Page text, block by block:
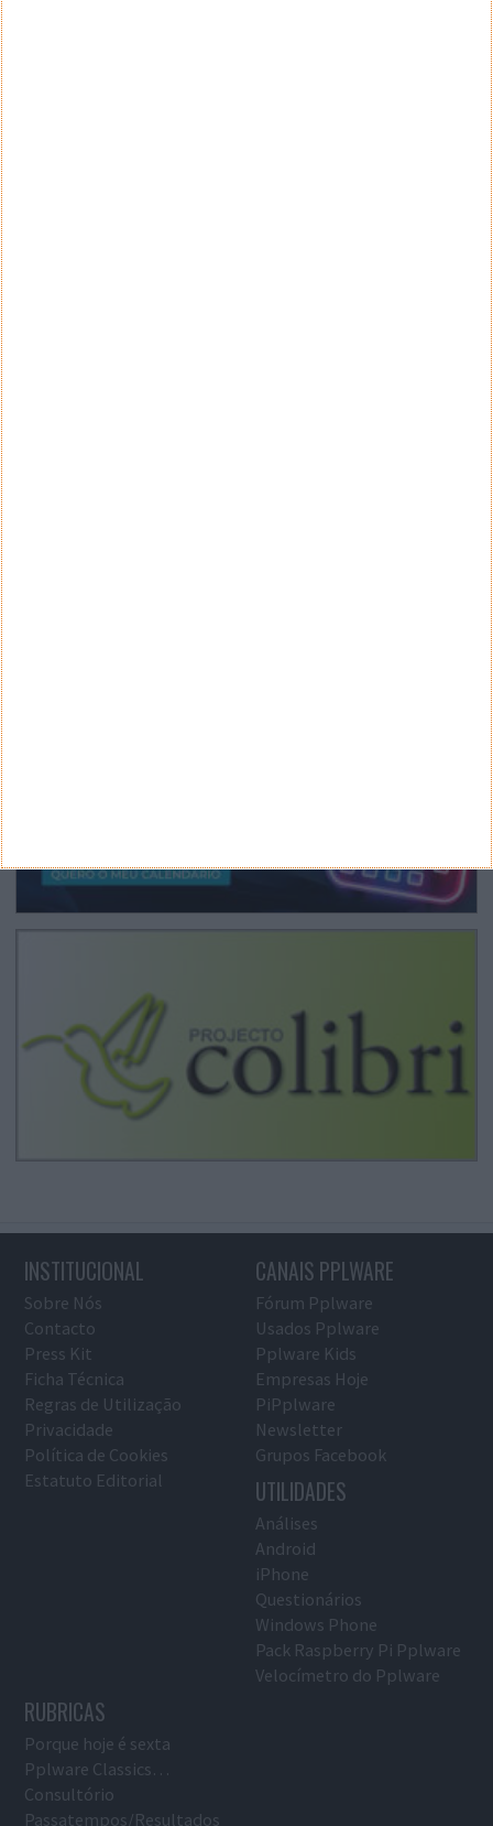
INSTITUCIONAL
Sobre Nós
Contacto
Press Kit
Ficha Técnica
Regras de Utilização
Privacidade
Política de Cookies
Estatuto Editorial
CANAIS PPLWARE
Fórum Pplware
Usados Pplware
Pplware Kids
Empresas Hoje
PiPplware
Newsletter
Grupos Facebook
UTILIDADES
Análises
Android
iPhone
Questionários
Windows Phone
Pack Raspberry Pi Pplware
Velocímetro do Pplware
RUBRICAS
Porque hoje é sexta
Pplware Classics…
Consultório
Passatempos/Resultados